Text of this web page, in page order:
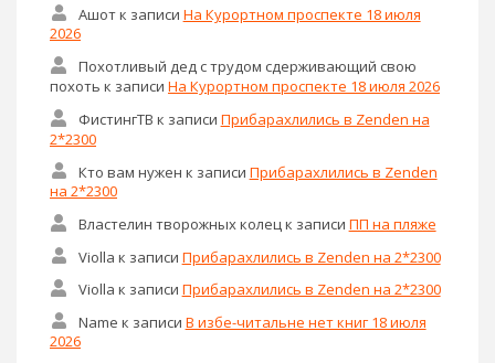
Ашотк записи На Курортном проспекте 18 июля
2026
Похотливый дед с трудом сдерживающий свою
похоть к записи На Курортном проспекте 18 июля 2026
ФистингТВ к записи Прибарахлились в Zenden на
2*2300
Кто вам нужен к записи Прибарахлились в Zenden
на 2*2300
Властелин творожных колецк записи ПП на пляже
Violla к записи Прибарахлились в Zenden на 2*2300
Violla к записи Прибарахлились в Zenden на 2*2300
Name к записи В избе-читальне нет книг 18 июля
2026